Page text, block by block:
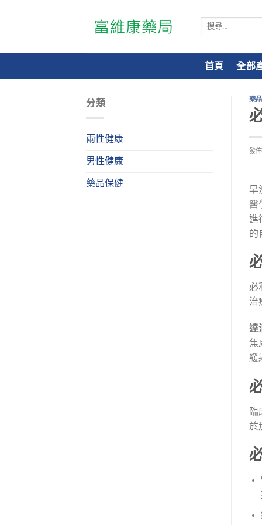
搜
鍵
字:
首頁 全部
分類
兩性健康
男性健康
藥品保健
藥
發
早
醫
進
的
必
治
達
焦
緩
臨
於